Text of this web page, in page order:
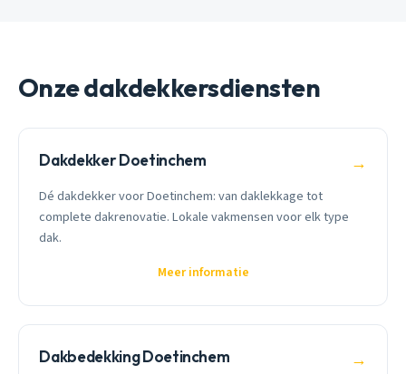
Onze dakdekkersdiensten
Dakdekker Doetinchem →
Dé dakdekker voor Doetinchem: van daklekkage tot
complete dakrenovatie. Lokale vakmensen voor elk type
dak.
Meer informatie
Dakbedekking Doetinchem →